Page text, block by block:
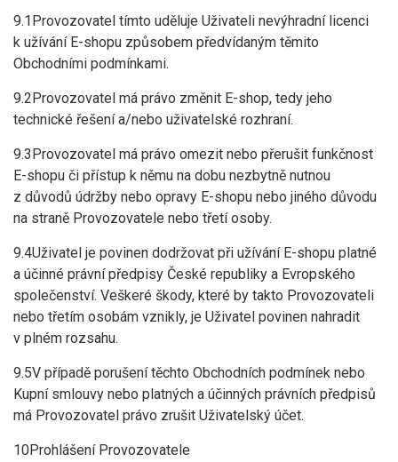
9.1Provozovatel tímto uděluje Uživateli nevýhradní licenci
k užívání E-shopu způsobem předvídaným těmito
Obchodními podmínkami.
9.2Provozovatel má právo změnit E-shop, tedy jeho
technické řešení a/nebo uživatelské rozhraní.
9.3Provozovatel má právo omezit nebo přerušit funkčnost
E-shopu či přístup k němu na dobu nezbytně nutnou
z důvodů údržby nebo opravy E-shopu nebo jiného důvodu
na straně Provozovatele nebo třetí osoby.
9.4Uživatel je povinen dodržovat při užívání E-shopu platné
a účinné právní předpisy České republiky a Evropského
společenství. Veškeré škody, které by takto Provozovateli
nebo třetím osobám vznikly, je Uživatel povinen nahradit
v plném rozsahu.
9.5V případě porušení těchto Obchodních podmínek nebo
Kupní smlouvy nebo platných a účinných právních předpisů
má Provozovatel právo zrušit Uživatelský účet.
10Prohlášení Provozovatele